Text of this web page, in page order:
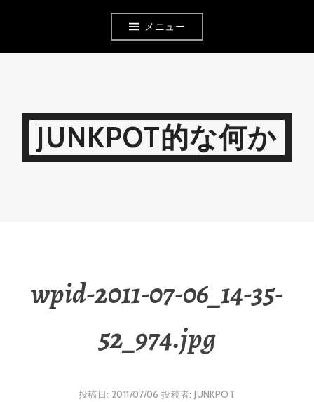
メニュー
JUNKPOT的な何か
wpid-2011-07-06_14-35-
52_974.jpg
投稿日: 2011/07/06 投稿者:JUNKPOT